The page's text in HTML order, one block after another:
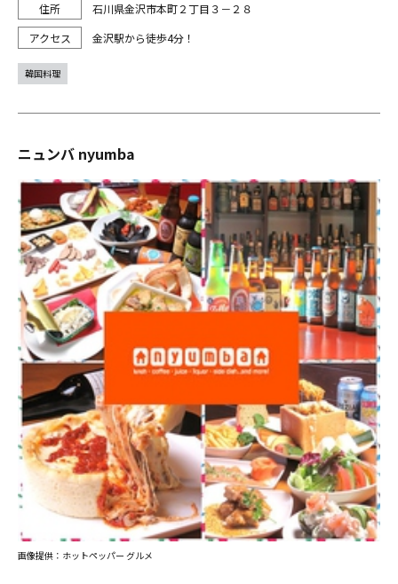
石川県金沢市本町２丁目３－２８
金沢駅から徒歩4分！
韓国料理
ニュンバ nyumba
画像提供：ホットペッパー グルメ